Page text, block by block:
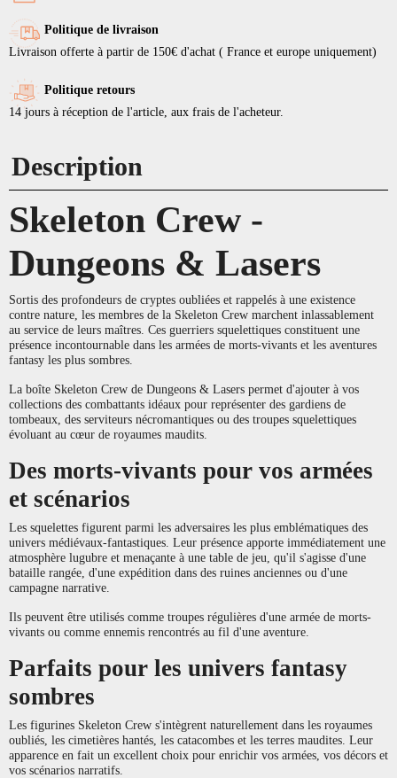
Politique de livraison
Livraison offerte à partir de 150€ d'achat ( France et europe uniquement)
Politique retours
14 jours à réception de l'article, aux frais de l'acheteur.
Description
Skeleton Crew -
Dungeons & Lasers
Sortis des profondeurs de cryptes oubliées et rappelés à une existence
contre nature, les membres de la Skeleton Crew marchent inlassablement
au service de leurs maîtres. Ces guerriers squelettiques constituent une
présence incontournable dans les armées de morts-vivants et les aventures
fantasy les plus sombres.
La boîte Skeleton Crew de Dungeons & Lasers permet d'ajouter à vos
collections des combattants idéaux pour représenter des gardiens de
tombeaux, des serviteurs nécromantiques ou des troupes squelettiques
évoluant au cœur de royaumes maudits.
Des morts-vivants pour vos armées
et scénarios
Les squelettes figurent parmi les adversaires les plus emblématiques des
univers médiévaux-fantastiques. Leur présence apporte immédiatement une
atmosphère lugubre et menaçante à une table de jeu, qu'il s'agisse d'une
bataille rangée, d'une expédition dans des ruines anciennes ou d'une
campagne narrative.
Ils peuvent être utilisés comme troupes régulières d'une armée de morts-
vivants ou comme ennemis rencontrés au fil d'une aventure.
Parfaits pour les univers fantasy
sombres
Les figurines Skeleton Crew s'intègrent naturellement dans les royaumes
oubliés, les cimetières hantés, les catacombes et les terres maudites. Leur
apparence en fait un excellent choix pour enrichir vos armées, vos décors et
vos scénarios narratifs.